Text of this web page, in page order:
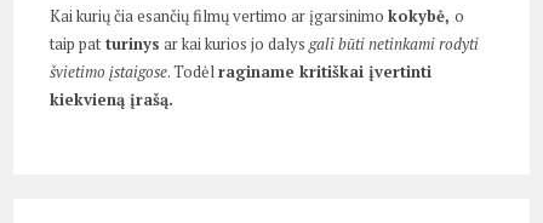
Kai kurių čia esančių filmų vertimo ar įgarsinimokokybė,o
taip pat turinys ar kai kurios jo dalys gali būti netinkami rodyti
švietimo įstaigose. Todėlraginame kritiškai įvertinti
kiekvieną įrašą.